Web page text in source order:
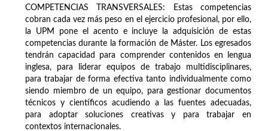
COMPETENCIAS TRANSVERSALES: Estas competencias
cobran cada vez más peso en el ejercicio profesional, por ello,
la UPM pone el acento e incluye la adquisición de estas
competencias durante la formación de Máster. Los egresados
tendrán capacidad para comprender contenidos en lengua
inglesa, para liderar equipos de trabajo multidisciplinares,
para trabajar de forma efectiva tanto individualmente como
siendo miembro de un equipo, para gestionar documentos
técnicos y científicos acudiendo a las fuentes adecuadas,
para adoptar soluciones creativas y para trabajar en
contextos internacionales.